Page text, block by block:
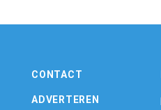
CONTACT
ADVERTEREN